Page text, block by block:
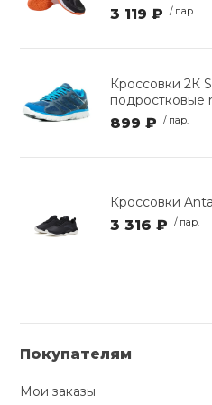
3 119 ₽ / пар.
Кроссовки 2К
подростковые
899 ₽ / пар.
Кроссовки
3 316 ₽ / пар.
Покупателям
Мои заказы